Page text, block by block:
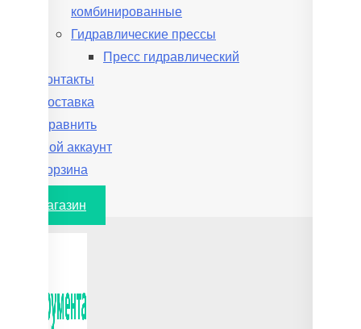
комбинированные
Гидравлические прессы
Пресс гидравлический
Контакты
Доставка
Сравнить
Мой аккаунт
Корзина
В магазин